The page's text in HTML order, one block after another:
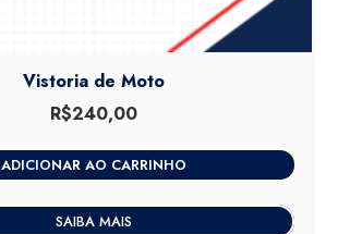
Vistoria de Moto
R$240,00
ADICIONAR AO CARRINHO
SAIBA MAIS